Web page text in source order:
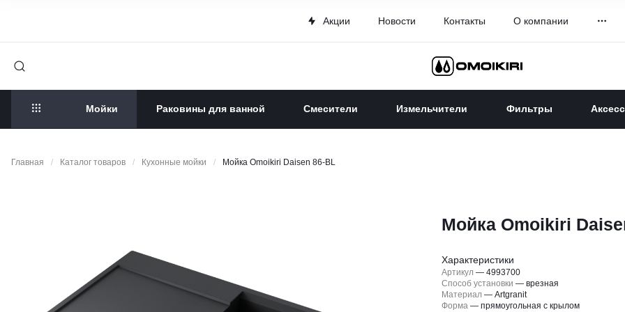
Акции Новости Контакты О компании
Мойки Раковины для ванной Смесители Измельчители Фильтры
Главная / Каталог товаров / Кухонные мойки / Мойка Omoikiri Daisen 86-BL
Мойка Omoikiri
Характеристики
Артикул —4993700
Способ установки —врезная
Материал —Artgranit
Форма —прямоугольная с крылом